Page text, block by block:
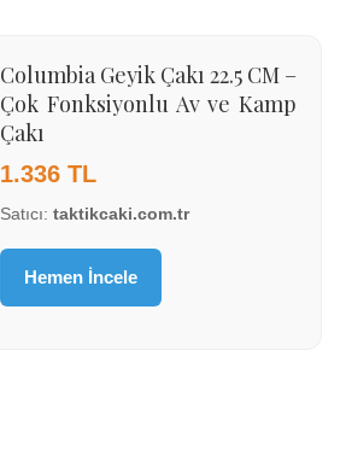
Columbia Geyik Çakı 22.5 CM –
Çok Fonksiyonlu Av ve Kamp
Çakı
1.336 TL
Satıcı: taktikcaki.com.tr
Hemen İncele